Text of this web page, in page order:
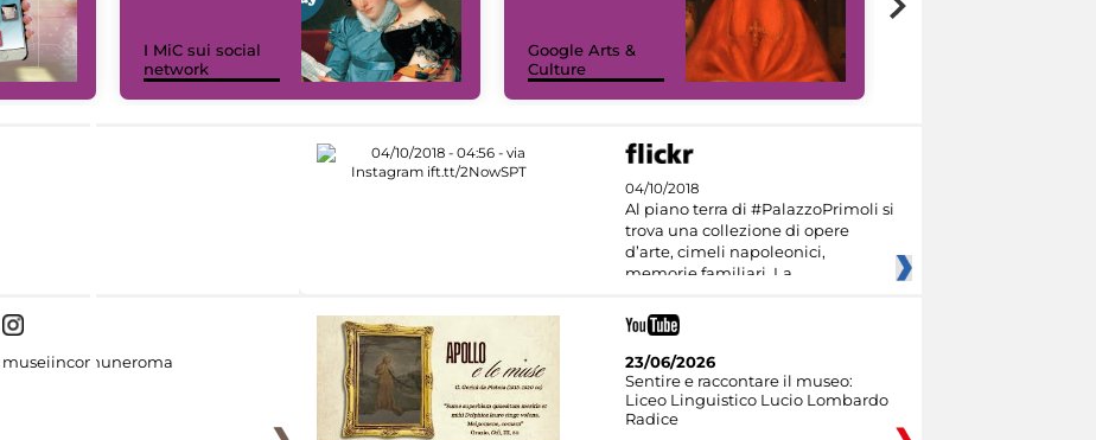
I MiC sui social
network
Google Arts &
Culture
04/10/2018
Al piano terra di #PalazzoPrimoli si
trova una collezione di opere
d’arte, cimeli napoleonici,
memorie familiari. La
museiincomuneroma
23/06/2026
Sentire e raccontare il museo:
Liceo Linguistico Lucio Lombardo
Radice